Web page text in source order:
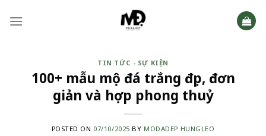
TIN TỨC - SỰ KIỆN
100+ mẫu mộ đá trắng đẹp, đơn
giản và hợp phong thuỷ
POSTED ON 07/10/2025 BY MODADEP HUNGLEO